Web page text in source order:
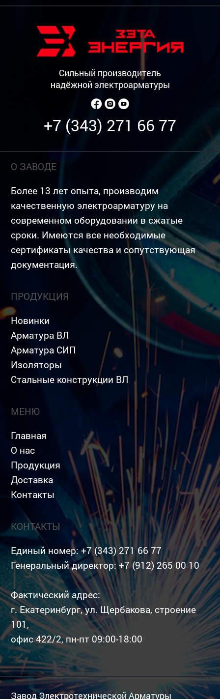
Сильный производитель
надёжной электроарматуры
+7 (343) 271 66 77
О ЗАВОДЕ
Более 13 лет опыта, производим
качественную электроарматуру на
современном оборудовании в сжатые
сроки. Имеются все необходимые
сертификаты качества и сопутствующая
документация.
ПРОДУКЦИЯ
Новинки
Арматура ВЛ
Арматура СИП
Изоляторы
Стальные конструкции ВЛ
МЕНЮ
Главная
О нас
Продукция
Доставка
Контакты
КОНТАКТЫ
Единый номер:+7 (343) 271 66 77
Генеральный директор:+7 (912) 265 00 10
Фактический адрес:
г. Екатеринбург, ул. Щербакова, строение
101,
офис 422/2, пн-пт 09:00-18:00
Завод Электротехнической Арматуры